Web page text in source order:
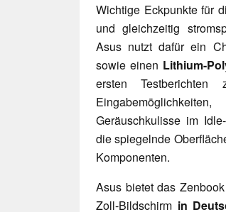
Wichtige Eckpunkte für
und gleichzeitig
Asus nutzt dafür ein
sowie einen Lithium-
ersten
Geräuschkulisse im
die spiegelnde
Komponenten.
Asus bietet das
Zoll-Bildschirm in